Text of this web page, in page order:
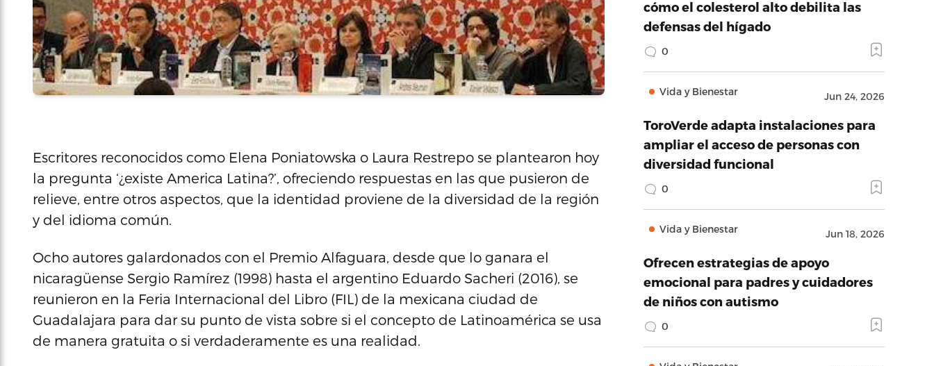
Escritores reconocidos como Elena Poniatowska o Laura Restrepo se plantearon hoy
la pregunta ‘¿existe America Latina?’, ofreciendo respuestas en las que pusieron de
relieve, entre otros aspectos, que la identidad proviene de la diversidad de la región
y del idioma común.
Ocho autores galardonados con el Premio Alfaguara, desde que lo ganara el
nicaragüense Sergio Ramírez (1998) hasta el argentino Eduardo Sacheri (2016), se
reunieron en la Feria Internacional del Libro (FIL) de la mexicana ciudad de
Guadalajara para dar su punto de vista sobre si el concepto de Latinoamérica se usa
de manera gratuita o si verdaderamente es una realidad.
cómo el colesterol alto debilita las
defensas del hígado
0
Vida y Bienestar Jun 24, 2026
ToroVerde adapta instalaciones para
ampliar el acceso de personas con
diversidad funcional
0
Vida y Bienestar Jun 18, 2026
Ofrecen estrategias de apoyo
emocional para padres y cuidadores
de niños con autismo
0